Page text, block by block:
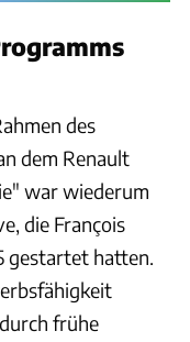
des
dem Renault
war wiederum
die François
gestartet hatten.
frühe